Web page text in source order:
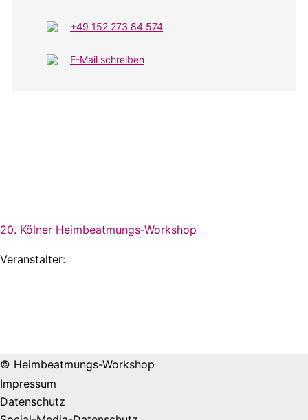
+49 152 273 84 574
E-Mail schreiben
20. Kölner Heimbeatmungs-Workshop
Veranstalter:
© Heimbeatmungs-Workshop
Impressum
Datenschutz